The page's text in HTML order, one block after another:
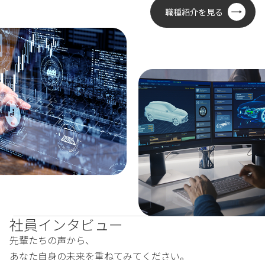
職種紹介を見る
社員インタビュー
先輩たちの声から、
あなた自身の未来を重ねてみてください。